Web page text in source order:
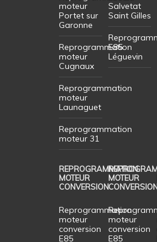
moteur
Portet sur
Garonne
Reprogrammation
moteur
Cugnaux
Reprogrammation
moteur
Launaguet
Reprogrammation
moteur 31
Salvetat
Saint Gilles
E85
Léguevin
REPROGRAMMATION
MOTEUR
CONVERSION
Reprogrammation
moteur
conversion
E85
MOTEUR
moteur
conversion
E85